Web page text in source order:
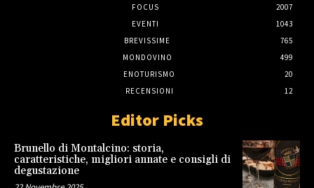
FOCUS
2007
EVENTI
1043
BREVISSIME
765
MONDOVINO
499
ENOTURISMO
20
RECENSIONI
12
Editor Picks
Brunello di Montalcino: storia,
caratteristiche, migliori annate e consigli di
degustazione